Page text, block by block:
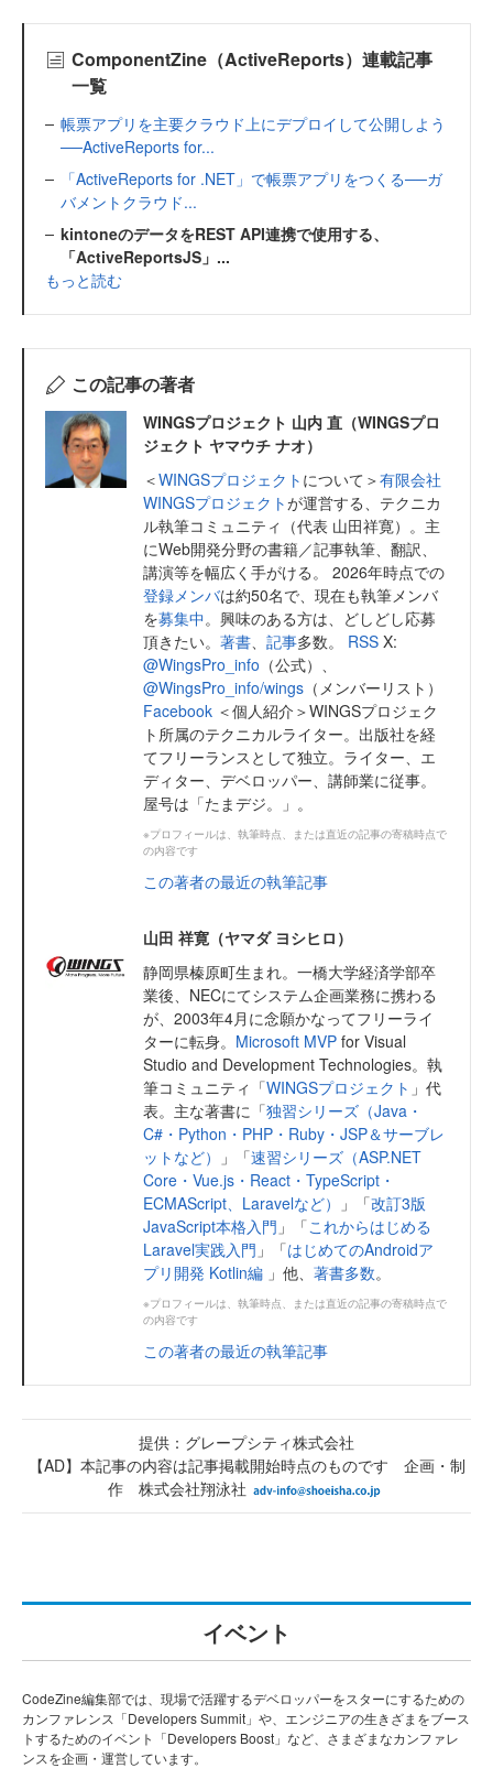
ComponentZine（ActiveReports）連載記事
一覧
帳票アプリを主要クラウド上にデプロイして公開しよう
──ActiveReports for...
「ActiveReports for .NET」で帳票アプリをつくる──ガ
バメントクラウド...
kintoneのデータをREST API連携で使用する、
「ActiveReportsJS」...
もっと読む
この記事の著者
WINGSプロジェクト 山内 直（WINGSプロ
ジェクト ヤマウチ ナオ）
＜WINGSプロジェクト について＞有限会社
WINGSプロジェクトが運営する、テクニカ
ル執筆コミュニティ（代表 山田祥寛）。主
にWeb開発分野の書籍／記事執筆、翻訳、
講演等を幅広く手がける。 2026年時点での
登録メンバは約50名で、現在も執筆メンバ
を募集中。興味のある方は、どしどし応募
頂きたい。 著書、 記事多数。 RSS X:
@WingsPro_info （公式）、
@WingsPro_info/wings （メンバーリスト）
Facebook ＜個人紹介＞WINGSプロジェク
ト所属のテクニカルライター。出版社を経
てフリーランスとして独立。ライター、エ
ディター、デベロッパー、講師業に従事。
屋号は「たまデジ。」。
※プロフィールは、執筆時点、または直近の記事の寄稿時点で
の内容です
この著者の最近の執筆記事
山田 祥寛（ヤマダ ヨシヒロ）
静岡県榛原町生まれ。一橋大学経済学部卒
業後、NECにてシステム企画業務に携わる
が、2003年4月に念願かなってフリーライ
ターに転身。 Microsoft MVP for Visual
Studio and Development Technologies。執
筆コミュニティ「WINGSプロジェクト 」代
表。主な著書に「独習シリーズ（Java・
C#・Python・PHP・Ruby・JSP＆サーブレ
ットなど）
」「速習シリーズ（ASP.NET
Core・Vue.js・React・TypeScript・
ECMAScript、Laravelなど）
」「改訂3版
JavaScript本格入門 」「これからはじめる
Laravel実践入門 」「はじめてのAndroidア
プリ開発 Kotlin編 」他、 著書多数。
※プロフィールは、執筆時点、または直近の記事の寄稿時点で
の内容です
この著者の最近の執筆記事
提供：グレープシティ株式会社
【AD】本記事の内容は記事掲載開始時点のものです 企画・制
作 株式会社翔泳社
イベント
CodeZine編集部では、現場で活躍するデベロッパーをスターにするための
カンファレンス「Developers Summit」や、エンジニアの生きざまをブース
トするためのイベント「Developers Boost」など、さまざまなカンファレ
ンスを企画・運営しています。